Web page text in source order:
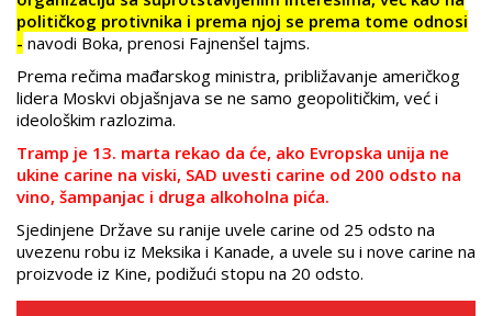
političkog protivnika i prema njoj se prema tome odnosi
- navodi Boka, prenosi Fajnenšel tajms.
Prema rečima mađarskog ministra, približavanje američkog
lidera Moskvi objašnjava se ne samo geopolitičkim, već i
ideološkim razlozima.
Tramp je 13. marta rekao da će, ako Evropska unija ne
ukine carine na viski, SAD uvesti carine od 200 odsto na
vino, šampanjac i druga alkoholna pića.
Sjedinjene Države su ranije uvele carine od 25 odsto na
uvezenu robu iz Meksika i Kanade, a uvele su i nove carine na
proizvode iz Kine, podižući stopu na 20 odsto.